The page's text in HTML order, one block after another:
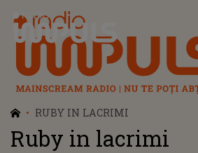
Radio Impuls
RUBY IN LACRIMI
Ruby in lacrimi